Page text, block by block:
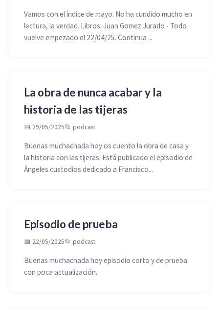
Vamos con el índice de mayo. No ha cundido mucho en
lectura, la verdad. Libros: Juan Gomez Jurado - Todo
vuelve empezado el 22/04/25. Continua ...
La obra de nunca acabar y la
historia de las tijeras
📅 29/05/2025📂 podcast
Buenas muchachada hoy os cuento la obra de casa y
la historia con las tijeras. Está publicado el episodio de
Ángeles custodios dedicado a Francisco...
Episodio de prueba
📅 22/05/2025📂 podcast
Buenas muchachada hoy episodio corto y de prueba
con poca actualización.